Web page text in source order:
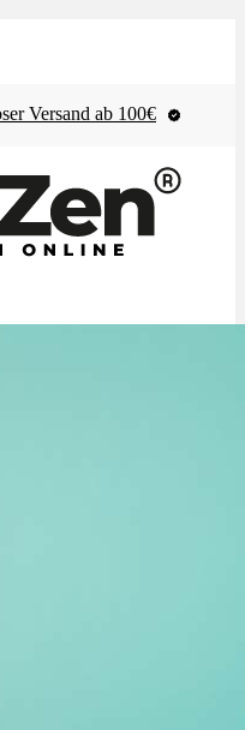
Versand ab 100€